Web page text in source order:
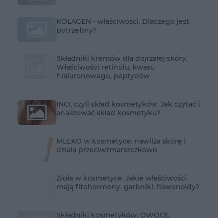
KOLAGEN - właściwości. Dlaczego jest
potrzebny?
Składniki kremów dla dojrzałej skóry.
Właściwości retinolu, kwasu
hialuronowego, peptydów
INCI, czyli skład kosmetyków. Jak czytać i
analizować skład kosmetyku?
MLEKO w kosmetyce: nawilża skórę i
działa przeciwzmarszczkowo
Zioła w kosmetyce. Jakie właściwości
mają fitohormony, garbniki, flawonoidy?
Składniki kosmetyków: OWOCE.